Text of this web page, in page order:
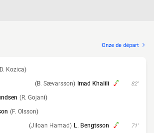
Onze de départ
Kozica)
82'
Imad Khalili
(B. Sævarsson)
(R. Gojani)
(F. Olsson)
71'
L. Bengtsson
(Jiloan Hamad)